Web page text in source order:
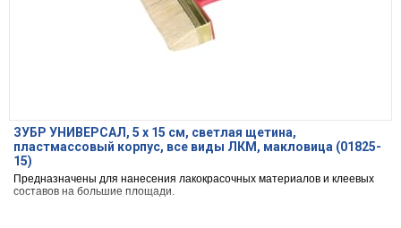
ЗУБР УНИВЕРСАЛ, 5 х 15 см, светлая щетина,
пластмассовый корпус, все виды ЛКМ, макловица (01825-
15)
Предназначены для нанесения лакокрасочных материалов и клеевых
составов на большие площади.